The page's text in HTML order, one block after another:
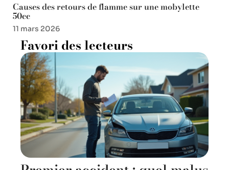
Causes des retours de flamme sur une mobylette
50cc
11 mars 2026
Favori des lecteurs